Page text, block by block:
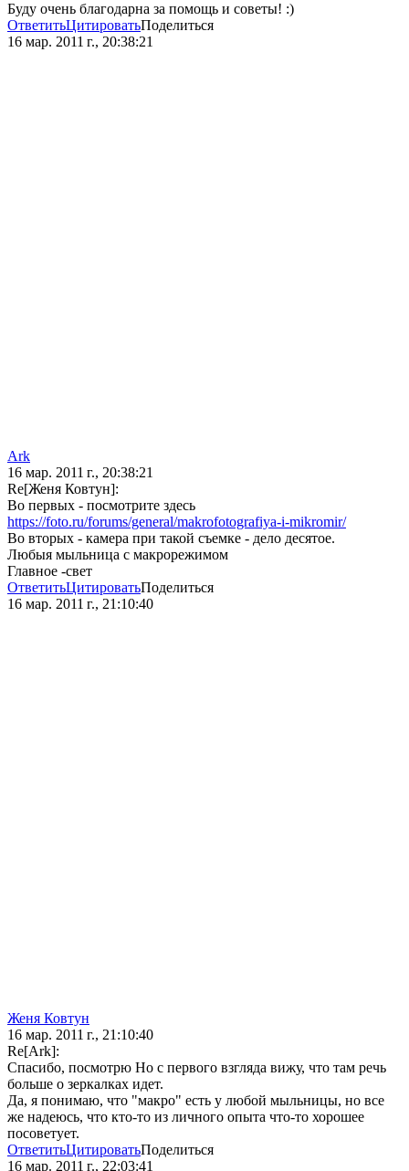
Буду очень благодарна за помощь и советы! :)
ОтветитьЦитироватьПоделиться
16 мар. 2011 г., 20:38:21
Ark
16 мар. 2011 г., 20:38:21
Re[Женя Ковтун]:
Во первых - посмотрите здесь
https://foto.ru/forums/general/makrofotografiya-i-mikromir/
Во вторых - камера при такой съемке - дело десятое.
Любыя мыльница с макрорежимом
Главное -свет
ОтветитьЦитироватьПоделиться
16 мар. 2011 г., 21:10:40
Женя Ковтун
16 мар. 2011 г., 21:10:40
Re[Ark]:
Спасибо, посмотрю Но с первого взгляда вижу, что там речь
больше о зеркалках идет.
Да, я понимаю, что "макро" есть у любой мыльницы, но все
же надеюсь, что кто-то из личного опыта что-то хорошее
посоветует.
ОтветитьЦитироватьПоделиться
16 мар. 2011 г., 22:03:41